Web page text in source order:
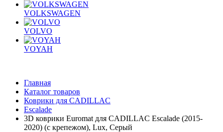
VOLKSWAGEN
VOLVO
VOYAH
Главная
Каталог товаров
Коврики для CADILLAC
Escalade
3D коврики Euromat для CADILLAC Escalade (2015-
2020) (c крепежом), Lux, Серый